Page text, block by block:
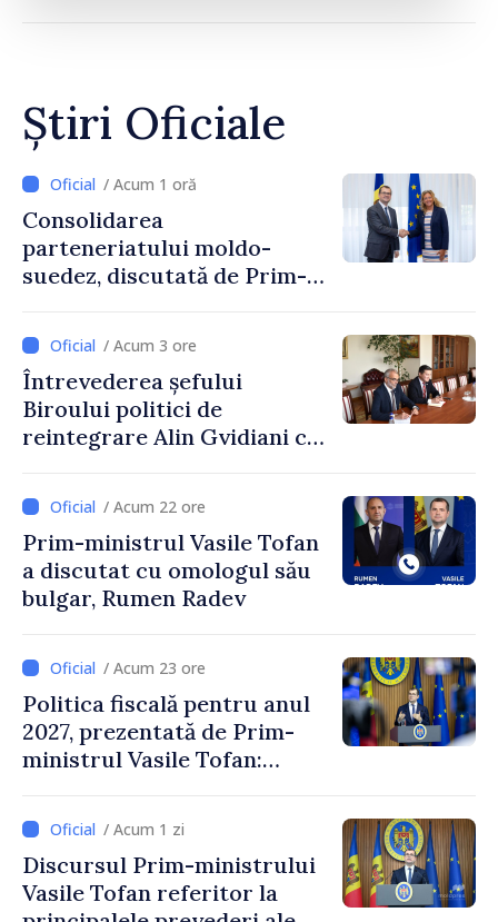
Știri Oficiale
/ Acum 1 oră
Consolidarea
parteneriatului moldo-
suedez, discutată de Prim-
Ambasadoarea Suediei,
Petra Lärke/ Acum 3 ore
Întrevederea șefului
Biroului politici de
reintegrare Alin Gvidiani cu
Comitetului Internațional al
Crucii Roșii în Moldova
/ Acum 22 ore
Prim-ministrul Vasile Tofan
a discutat cu omologul său
bulgar, Rumen Radev
/ Acum 23 ore
Politica fiscală pentru anul
2027, prezentată de Prim-
ministrul Vasile Tofan:
stimularea investițiilor și o
taxare mai echitabilă
/ Acum 1 zi
Discursul Prim-ministrului
Vasile Tofan referitor la